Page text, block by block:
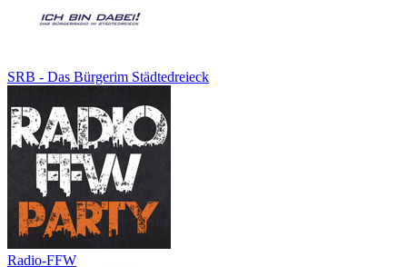
SRB - Das Bürgerim Städtedreieck
Radio-FFW